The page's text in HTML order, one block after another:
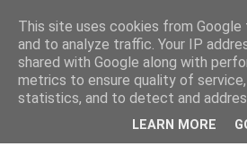
This site uses cookies from
and to analyze traffic. Your IP
shared with Google along with
metrics to ensure quality of
statistics, and to detect and
LEARN MORE